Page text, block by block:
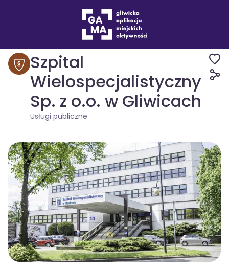
Usługi publiczne
Szpital
Wielospecjalistyczny
Sp. z o.o. w Gliwicach
Usługi publiczne